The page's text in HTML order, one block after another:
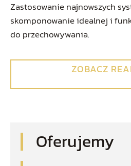
Oferujemy
Zastosowanie najnowszych
skomponowanie idealnej i
do przechowywania.
ZOBACZ